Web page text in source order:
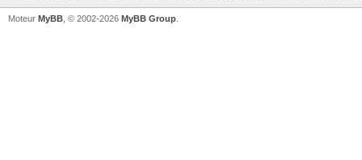
Moteur MyBB , © 2002-2026 MyBB Group